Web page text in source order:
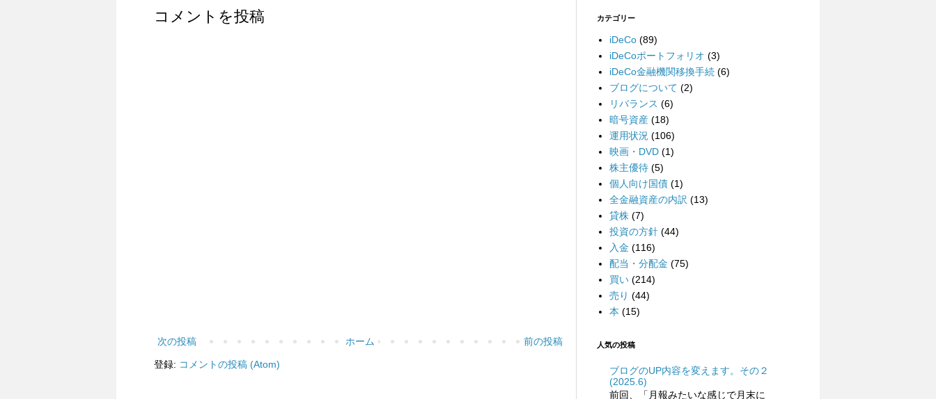
コメントを投稿
次の投稿 前の投稿
ホーム
登録: コメントの投稿 (Atom)
カテゴリー
iDeCo (89)
iDeCoポートフォリオ (3)
iDeCo金融機関移換手続 (6)
ブログについて (2)
リバランス (6)
暗号資産 (18)
運用状況 (106)
映画・DVD (1)
株主優待 (5)
個人向け国債 (1)
全金融資産の内訳 (13)
貸株 (7)
投資の方針 (44)
入金 (116)
配当・分配金 (75)
買い (214)
売り (44)
本 (15)
人気の投稿
ブログのUP内容を変えます。その２
(2025.6)
前回、「月報みたいな感じで月末に